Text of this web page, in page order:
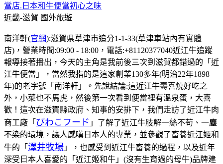
當店.日本和牛便當初心之味
近畿-滋賀 國外旅遊
南洋軒(官網):滋賀県草津市追分1-1-33(草津車站內有實體
店)，營業時間:09:00 - 18:00，電話:+81120377040近江牛追蹤
報導接著播出，今天的主角是我前後三次到滋賀都錯過的「近
江牛便當」，當然我指的是這家創業130多年(明治22年1898
年)的老字號「南洋軒」。先說結論:這近江牛壽喜燒好吃之
外，小菜也不馬虎，然後第一次看到便當裡有溫泉蛋，大喜
歡！這次在滋賀縣政府、知事的安排下，我們走訪了近江牛肉
商工廠「 びわこフード 」了解了近江牛肢解一絲不苟、一塵
不染的環境，讓人感嘆日本人的專業，並參觀了畜養近江姬和
牛的「 澤井牧場 」，也感受到近江牛畜養的過程，以及近年
深受日本人喜愛的「近江姬和牛」(沒有生育過的母牛)品牌建